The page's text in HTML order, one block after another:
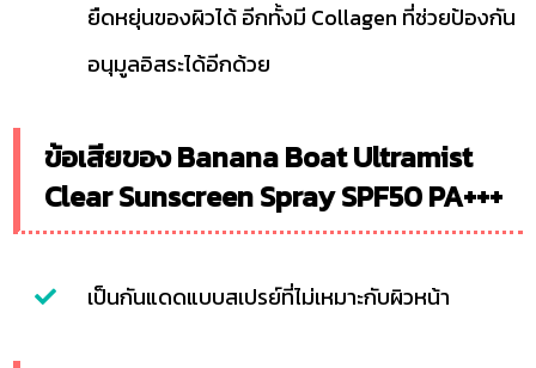
ยืดหยุ่นของผิวได้ อีกทั้งมี Collagen ที่ช่วยป้องกัน
อนุมูลอิสระได้อีกด้วย
ข้อเสียของ Banana Boat Ultramist
Clear Sunscreen Spray SPF50 PA+++
เป็นกันแดดแบบสเปรย์ที่ไม่เหมาะกับผิวหน้า